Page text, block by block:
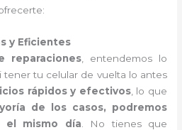
y Eficientes
reparaciones, entendemos lo
tener tu celular de vuelta lo antes
rápidos y efectivos, lo que
de los casos, podremos
el mismo día . No tienes que